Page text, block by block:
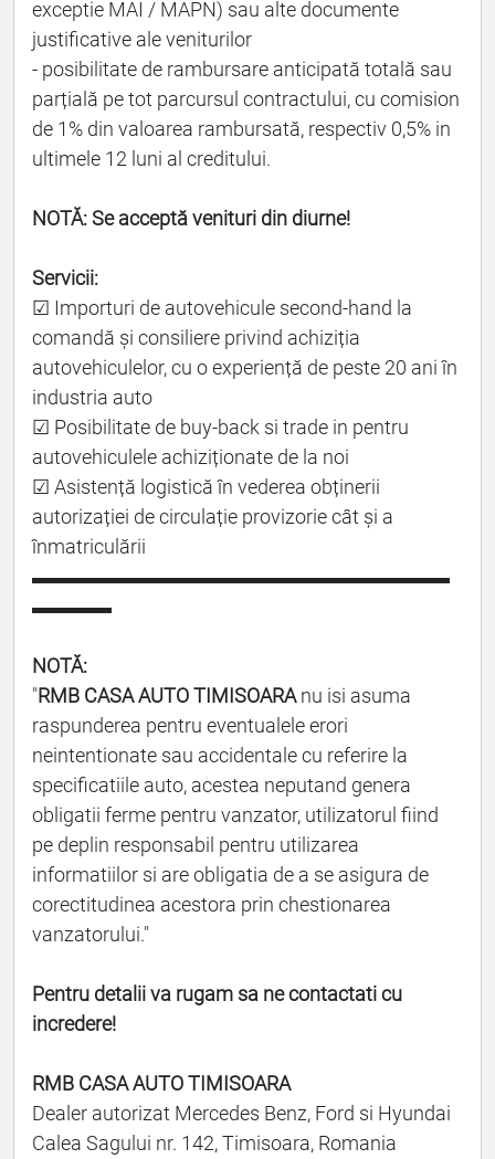
exceptie MAI / MAPN) sau alte documente
justificative ale veniturilor
- posibilitate de rambursare anticipată totală sau
parțială pe tot parcursul contractului, cu comision
de 1% din valoarea rambursată, respectiv 0,5% in
ultimele 12 luni al creditului.
NOTĂ: Se acceptă venituri din diurne!
Servicii:
☑ Importuri de autovehicule second-hand la
comandă și consiliere privind achiziția
autovehiculelor, cu o experiență de peste 20 ani în
industria auto
☑ Posibilitate de buy-back si trade in pentru
autovehiculele achiziționate de la noi
☑ Asistență logistică în vederea obținerii
autorizației de circulație provizorie cât și a
înmatriculării
▬▬▬▬▬▬▬▬▬▬▬▬▬▬▬▬▬▬▬▬▬
▬▬▬▬
NOTĂ:
"RMB CASA AUTO TIMISOARAnu isi asuma
raspunderea pentru eventualele erori
neintentionate sau accidentale cu referire la
specificatiile auto, acestea neputand genera
obligatii ferme pentru vanzator, utilizatorul fiind
pe deplin responsabil pentru utilizarea
informatiilor si are obligatia de a se asigura de
corectitudinea acestora prin chestionarea
vanzatorului."
Pentru detalii va rugam sa ne contactati cu
incredere!
RMB CASA AUTO TIMISOARA
Dealer autorizat Mercedes Benz, Ford si Hyundai
Calea Sagului nr. 142, Timisoara, Romania